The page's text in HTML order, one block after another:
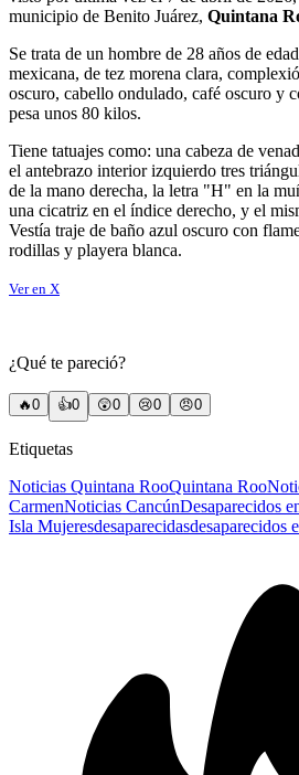
municipio de Benito Juárez, Quintana
Se trata de un hombre de 28 años de
mexicana, de tez morena clara,
oscuro, cabello ondulado, café oscuro y
pesa unos 80 kilos.
Tiene tatuajes como: una cabeza de
el antebrazo interior izquierdo tres
de la mano derecha, la letra "H" en la
una cicatriz en el índice derecho, y el
Vestía traje de baño azul oscuro con
rodillas y playera blanca.
Ver en X
¿Qué te pareció?
🔥0 👍0 😲0 😢0 😠0
Etiquetas
Noticias Quintana RooQuintana Roo
CarmenNoticias CancúnDesaparecidos
Isla Mujeresdesaparecidasdesaparecidos